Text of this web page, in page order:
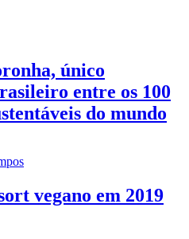
único
entre os 100
do mundo
vegano em 2019